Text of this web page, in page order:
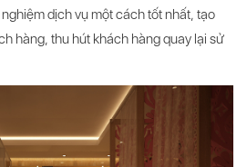
dịch vụ một cách tốt nhất, tạo
hàng, thu hút khách hàng quay lại sử